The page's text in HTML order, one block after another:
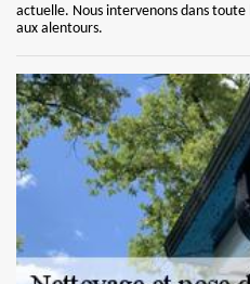
actuelle. Nous intervenons dans
aux alentours.